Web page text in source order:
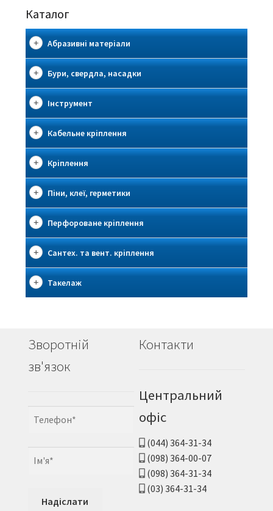
Каталог
Абразивні матеріали
Бури, свердла, насадки
Інструмент
Кабельне кріплення
Кріплення
Піни, клеї, герметики
Перфороване кріплення
Сантех. та вент. кріплення
Такелаж
Зворотній
зв'язок
Контакти
Центральний
офіс
(044) 364-31-34
(098) 364-00-07
(098) 364-31-34
(03) 364-31-34